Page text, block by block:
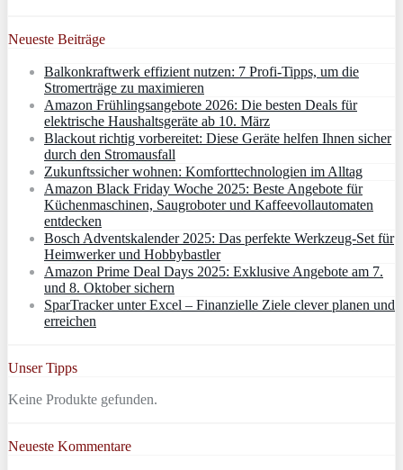
Neueste Beiträge
Balkonkraftwerk effizient nutzen: 7 Profi-Tipps, um die
Stromerträge zu maximieren
Amazon Frühlingsangebote 2026: Die besten Deals für
elektrische Haushaltsgeräte ab 10. März
Blackout richtig vorbereitet: Diese Geräte helfen Ihnen sicher
durch den Stromausfall
Zukunftssicher wohnen: Komforttechnologien im Alltag
Amazon Black Friday Woche 2025: Beste Angebote für
Küchenmaschinen, Saugroboter und Kaffeevollautomaten
entdecken
Bosch Adventskalender 2025: Das perfekte Werkzeug-Set für
Heimwerker und Hobbybastler
Amazon Prime Deal Days 2025: Exklusive Angebote am 7.
und 8. Oktober sichern
SparTracker unter Excel – Finanzielle Ziele clever planen und
erreichen
Unser Tipps
Keine Produkte gefunden.
Neueste Kommentare